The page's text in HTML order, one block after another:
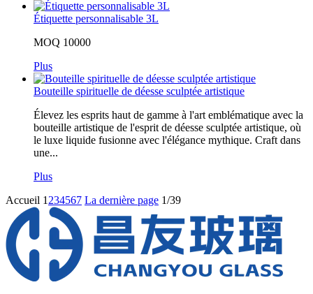
Étiquette personnalisable 3L
MOQ 10000
Plus
Bouteille spirituelle de déesse sculptée artistique
Élevez les esprits haut de gamme à l'art emblématique avec la
bouteille artistique de l'esprit de déesse sculptée artistique, où
le luxe liquide fusionne avec l'élégance mythique. Craft dans
une...
Plus
Accueil 1 234567 La dernière page 1/39